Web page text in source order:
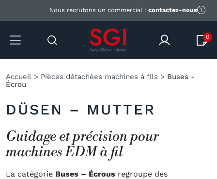
Nous recrutons un commercial : contactez-nous
0
Accueil > Pièces détachées machines à fils > Buses -
Écrou
DÜSEN – MUTTER
Guidage et précision pour
machines EDM à fil
La catégorie Buses – Écrous regroupe des